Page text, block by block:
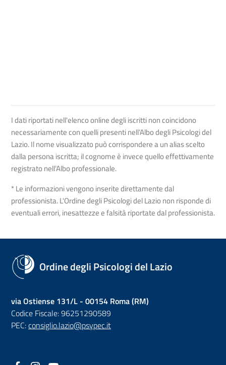
I dati riportati nell'elenco online degli iscritti non coincidono
necessariamente con quelli presenti nell’Albo degli Psicologi del
Lazio. Il nome visualizzato può corrispondere a un alias scelto
dalla persona iscritta; il cognome è invece quello effettivamente
registrato nell’Albo professionale.
* Le informazioni vengono inserite direttamente dal
professionista. L'Ordine degli Psicologi del Lazio non risponde di
eventuali errori, inesattezze e falsità riportate dal professionista.
Ordine degli Psicologi del Lazio
via Ostiense 131/L - 00154 Roma (RM)
Codice Fiscale: 96251290589
PEC:consiglio.lazio@psypec.it